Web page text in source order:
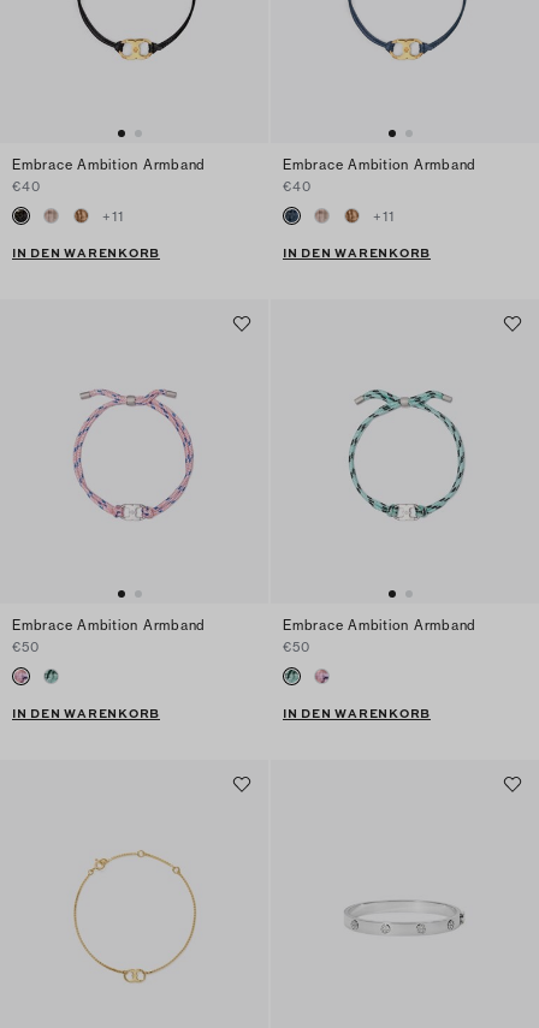
Embrace Ambition Armband
€40
+11
IN DEN WARENKORB
Embrace Ambition Armband
€40
+11
IN DEN WARENKORB
Embrace Ambition Armband
€50
IN DEN WARENKORB
Embrace Ambition Armband
€50
IN DEN WARENKORB